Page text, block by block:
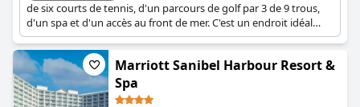
de six courts de tennis, d'un parcours de golf par 3 de 9 trous,
d'un spa et d'un accès au front de mer. C'est un endroit idéal
pour les joueurs de tennis sérieux et ceux qui recherchent une
escapade relaxante avec des options de loisirs.
Marriott Sanibel Harbour Resort &
Spa